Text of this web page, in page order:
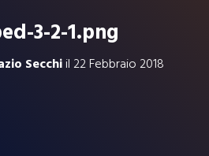
3-2-1.png
Secchiil 22 Febbraio 2018